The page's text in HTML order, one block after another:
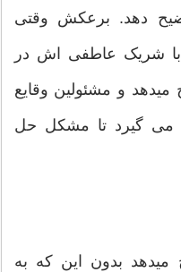
دهد. برعکش وقتی
شریک عاطفی اش در
و مشئولین وقایع
می گیرد تا مشکل حل
میدهد بدون این که به